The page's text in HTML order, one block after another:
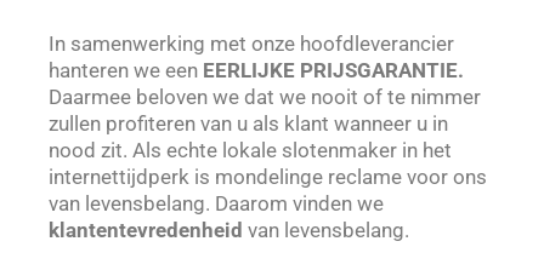
In samenwerking met onze hoofdleverancier
hanteren we een EERLIJKE PRIJSGARANTIE.
Daarmee beloven we dat we nooit of te nimmer
zullen profiteren van u als klant wanneer u in
nood zit. Als echte lokale slotenmaker in het
internettijdperk is mondelinge reclame voor ons
van levensbelang. Daarom vinden we
klantentevredenheid van levensbelang.